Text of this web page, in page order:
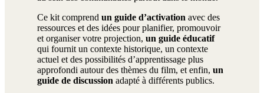
Ce kit comprend un guide d’activationavec des
ressources et des idées pour planifier, promouvoir
et organiser votre projection, un guide éducatif
qui fournit un contexte historique, un contexte
actuel et des possibilités d’apprentissage plus
approfondi autour des thèmes du film, et enfin, un
guide de discussionadapté à différents publics.